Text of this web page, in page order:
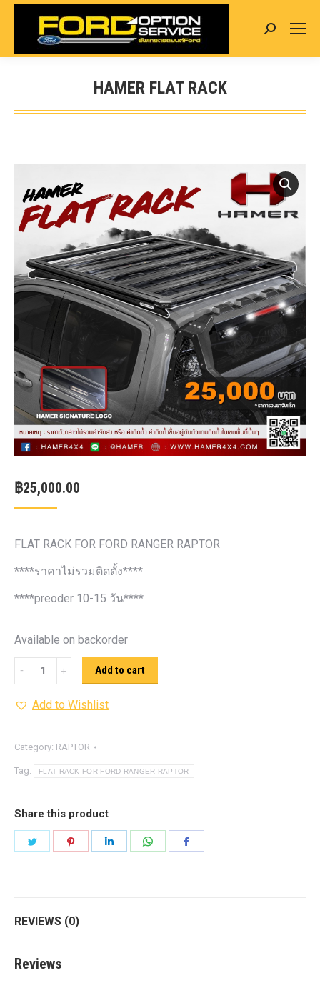
Search:
HAMER FLAT RACK
You are here:
฿25,000.00
FLAT RACK FOR FORD RANGER RAPTOR
****ราคาไม่รวมติดตั้ง****
****preoder 10-15 วัน****
Available on backorder
HAMER
FLAT
RACK
Add to cart
Add to Wishlist
Category: RAPTOR
Tag: FLAT RACK FOR FORD RANGER RAPTOR
Share this product
REVIEWS (0)
Reviews